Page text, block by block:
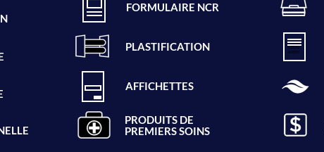
PLASTIFICATION
FORMULAIRE NCR
PRO
CÉDU
RIERS
AFFICHETTES
PRODUITS DE
PREMIERS SOINS